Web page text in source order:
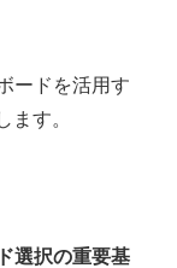
ードを活用す
ます。
選択の重要基